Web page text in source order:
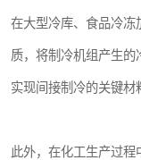
在大型冷库、食品冷冻
质，将制冷机组产生
实现间接制冷的关键材
此外，在化工生产过